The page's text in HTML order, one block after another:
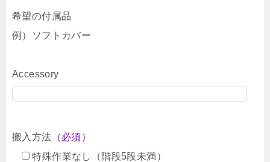
希望の付属品
例）ソフトカバー
Accessory
搬入方法 （必須）
特殊作業なし（階段5段未満）